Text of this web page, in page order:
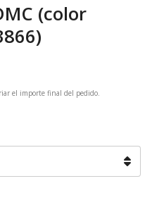
(color
el importe final del pedido.